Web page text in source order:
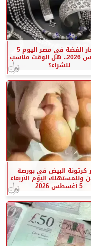
أسعار الفضة في مصر اليوم 5
أغسطس 2026.. هل الوقت مناسب
للشراء؟
كرتونة البيض في بورصة
وللمستهلك اليوم الأربعاء
5 أغسطس 2026